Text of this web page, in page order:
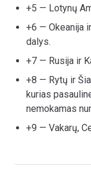
+5 — Lotynų
+6 — Okeanija
dalys.
+7 — Rusija ir
+8 — Rytų ir
kurias
nemokamas
+9 — Vakarų,